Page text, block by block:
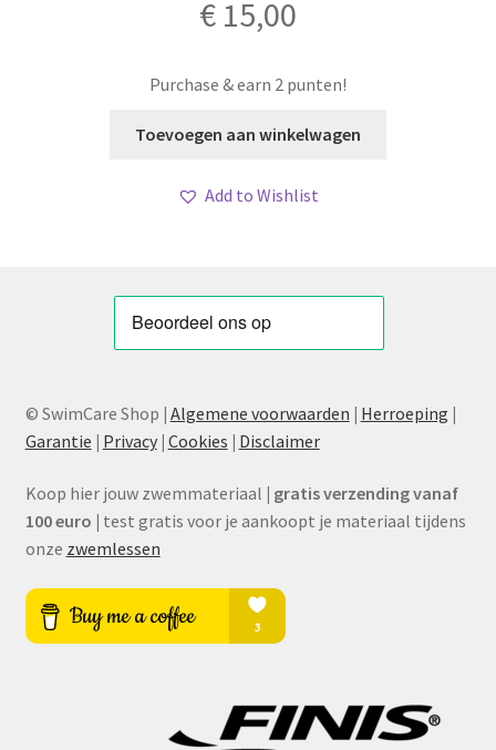
€15,00
Purchase & earn 2 punten!
Toevoegen aan winkelwagen
Add to Wishlist
© SwimCare Shop | Algemene voorwaarden | Herroeping |
Garantie | Privacy | Cookies | Disclaimer
Koop hier jouw zwemmateriaal | gratis verzending vanaf
100 euro | test gratis voor je aankoopt je materiaal tijdens
onze zwemlessen